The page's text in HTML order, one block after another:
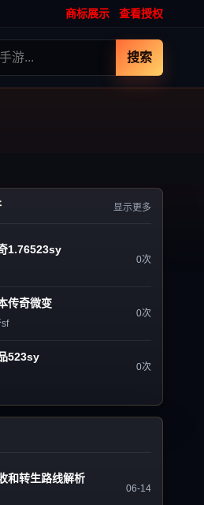
商标展示 查看授权
搜索
显示更多
1.76523sy
0次
传奇微变
0次
523sy
0次
和转生路线解析
06-14